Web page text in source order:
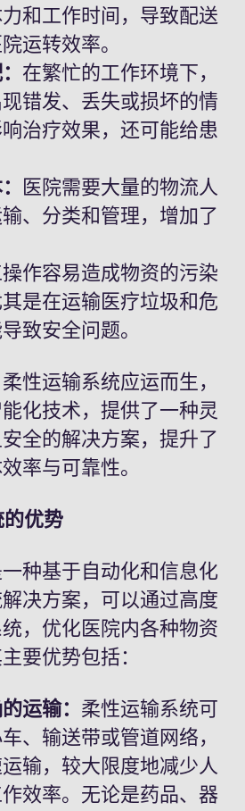
和工作时间，导致配送
运转效率。
在繁忙的工作环境下，
错发、丢失或损坏的情
治疗效果，还可能给患
医院需要大量的物流人
、分类和管理，增加了
作容易造成物资的污染
是在运输医疗垃圾和危
致安全问题。
性运输系统应运而生，
化技术，提供了一种灵
全的解决方案，提升了
率与可靠性。
优势
种基于自动化和信息化
决方案，可以通过高度
，优化医院内各种物资
要优势包括：
运输： 柔性运输系统可
、输送带或管道网络，
输，较大限度地减少人
效率。无论是药品、器